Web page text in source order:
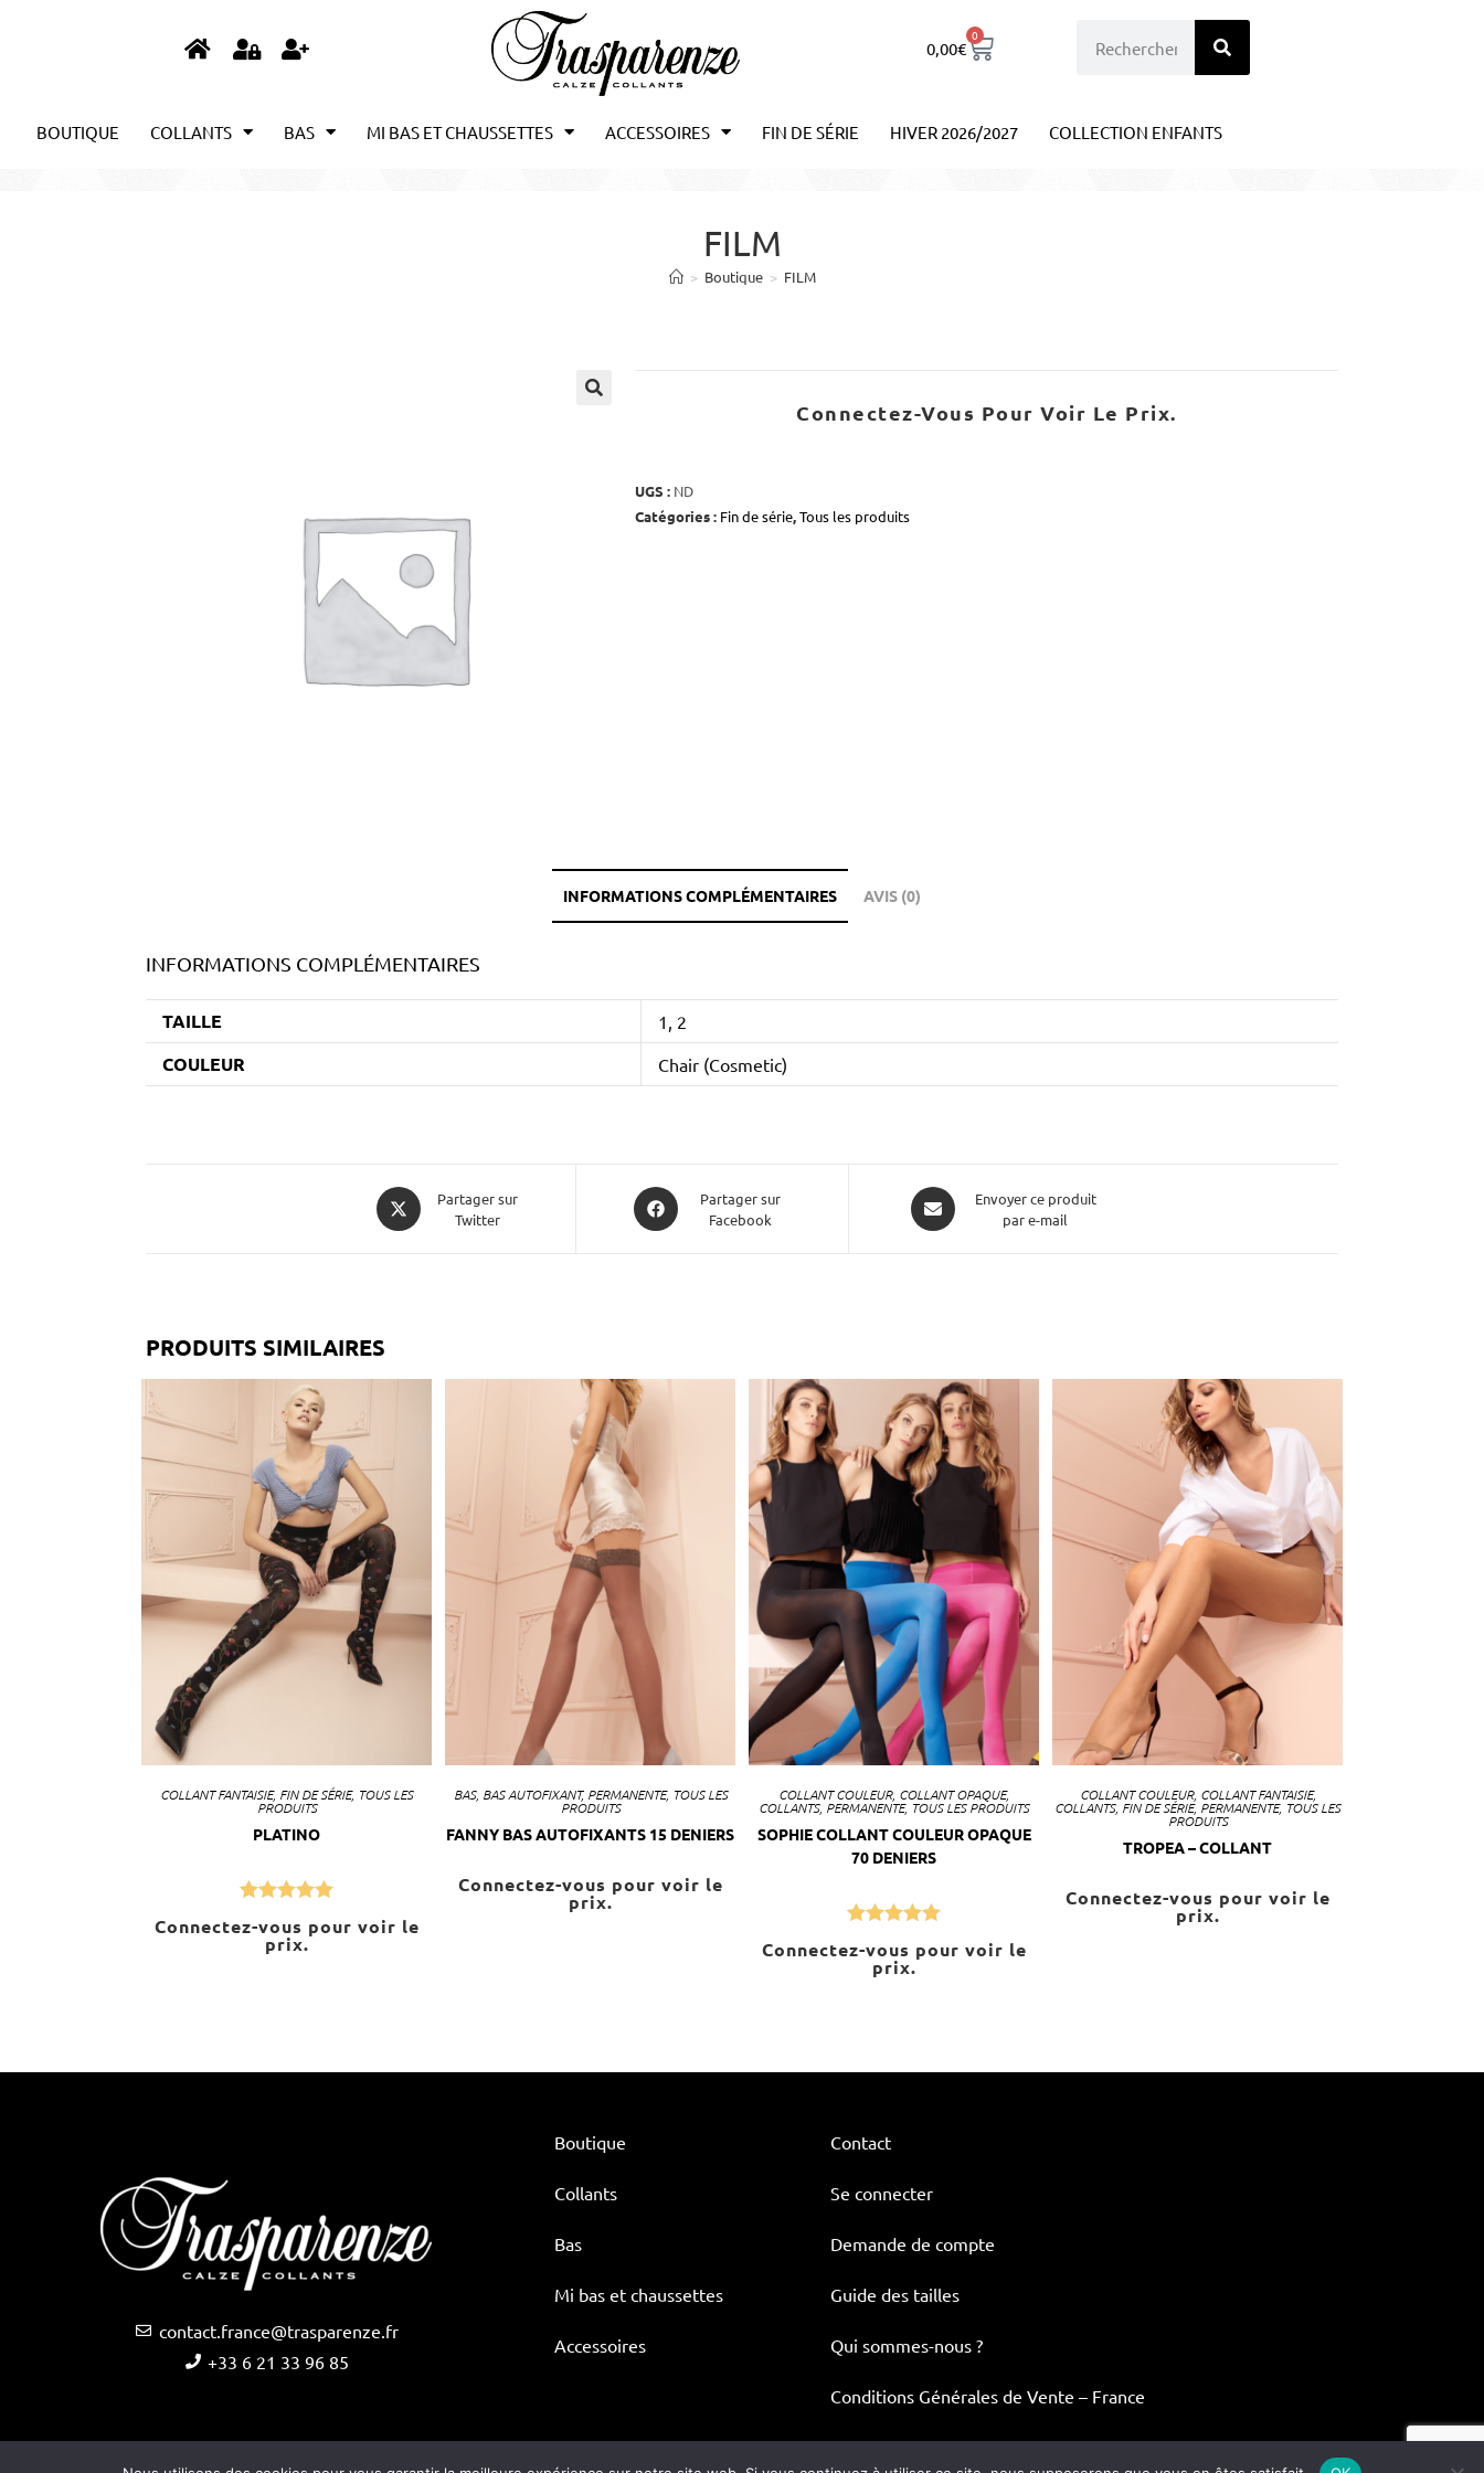
0,00€
0
BOUTIQUE COLLANTS BAS MI BAS ET CHAUSSETTES ACCESSOIRES FIN DE SÉRIE HIVER 2026/2027 COLLECTION ENFANTS
FILM
> Boutique > FILM
Connectez-Vous Pour Voir Le Prix.
UGS : ND
Catégories : Fin de série,Tous les produits
INFORMATIONS COMPLÉMENTAIRES AVIS (0)
INFORMATIONS COMPLÉMENTAIRES
TAILLE 1, 2
COULEUR Chair (Cosmetic)
Partager sur
Twitter
Partager sur
Facebook
Envoyer ce produit
par e-mail
PRODUITS SIMILAIRES
COLLANT FANTAISIE, FIN DE SÉRIE, TOUS LES
PRODUITS
PLATINO
sur 5
Connectez-vous pour voir le
prix.
BAS, BAS AUTOFIXANT, PERMANENTE, TOUS LES
PRODUITS
FANNY BAS AUTOFIXANTS 15 DENIERS
Connectez-vous pour voir le
prix.
COLLANT COULEUR, COLLANT OPAQUE,
COLLANTS, PERMANENTE, TOUS LES PRODUITS
SOPHIE COLLANT COULEUR OPAQUE
70 DENIERS
sur 5
Connectez-vous pour voir le
prix.
COLLANT COULEUR, COLLANT FANTAISIE,
COLLANTS, FIN DE SÉRIE, PERMANENTE, TOUS LES
PRODUITS
TROPEA – COLLANT
Connectez-vous pour voir le
prix.
contact.france@trasparenze.fr
+33 6 21 33 96 85
Boutique
Collants
Bas
Mi bas et chaussettes
Accessoires
Contact
Se connecter
Demande de compte
Guide des tailles
Qui sommes-nous ?
Conditions Générales de Vente – France